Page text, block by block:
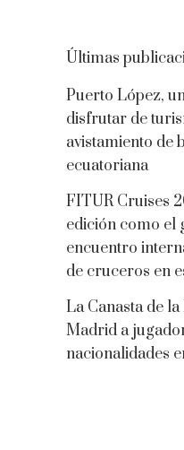
Últimas
Puerto López,
disfrutar de
avistamiento de
ecuatoriana
FITUR Cruises
edición como el
encuentro
de cruceros en
La Canasta de
Madrid a
nacionalidades